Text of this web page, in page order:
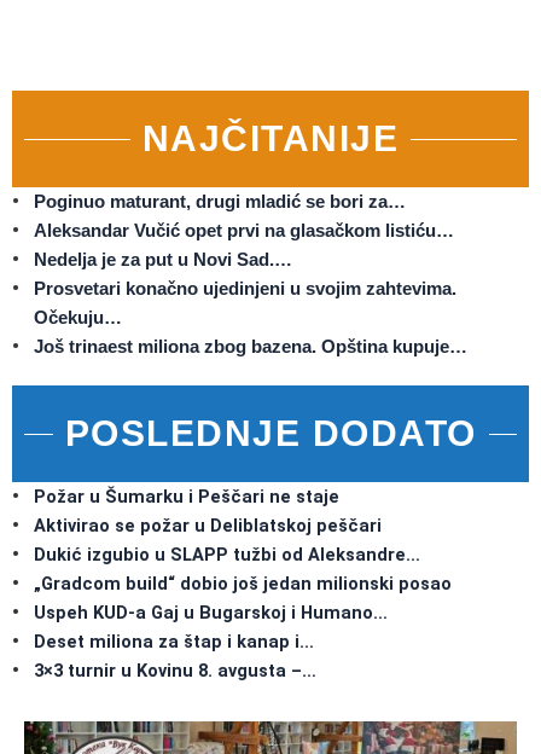
NAJČITANIJE
Poginuo maturant, drugi mladić se bori za…
Aleksandar Vučić opet prvi na glasačkom listiću…
Nedelja je za put u Novi Sad.…
Prosvetari konačno ujedinjeni u svojim zahtevima.
Očekuju…
Još trinaest miliona zbog bazena. Opština kupuje…
POSLEDNJE DODATO
Požar u Šumarku i Peščari ne staje
Aktivirao se požar u Deliblatskoj peščari
Dukić izgubio u SLAPP tužbi od Aleksandre…
„Gradcom build“ dobio još jedan milionski posao
Uspeh KUD-a Gaj u Bugarskoj i Humano…
Deset miliona za štap i kanap i…
3×3 turnir u Kovinu 8. avgusta –…